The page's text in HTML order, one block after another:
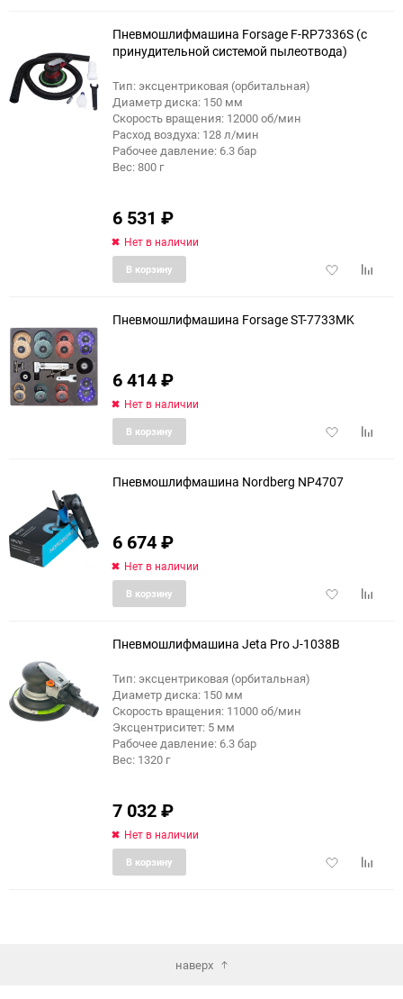
Пневмошлифмашина Forsage F-RP7336S (с
принудительной системой пылеотвода)
Тип: эксцентриковая (орбитальная)
Диаметр диска: 150 мм
Скорость вращения: 12000 об/мин
Расход воздуха: 128 л/мин
Рабочее давление: 6.3 бар
Вес: 800 г
6 531 ₽
Нет в наличии
Добавить
В корзину
Пневмошлифмашина Forsage ST-7733MK
6 414₽
Нет в наличии
Добавить
В корзину
Пневмошлифмашина Nordberg NP4707
6 674₽
Нет в наличии
Добавить
В корзину
Пневмошлифмашина Jeta Pro J-1038B
Тип: эксцентриковая (орбитальная)
Диаметр диска: 150 мм
Скорость вращения: 11000 об/мин
Эксцентриситет: 5 мм
Рабочее давление: 6.3 бар
Вес: 1320 г
7 032₽
Нет в наличии
Добавить
В корзину
наверх